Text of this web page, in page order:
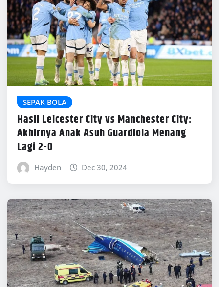
SEPAK BOLA
Hasil Leicester City vs Manchester City:
Akhirnya Anak Asuh Guardiola Menang
Lagi 2-0
Hayden Dec 30, 2024